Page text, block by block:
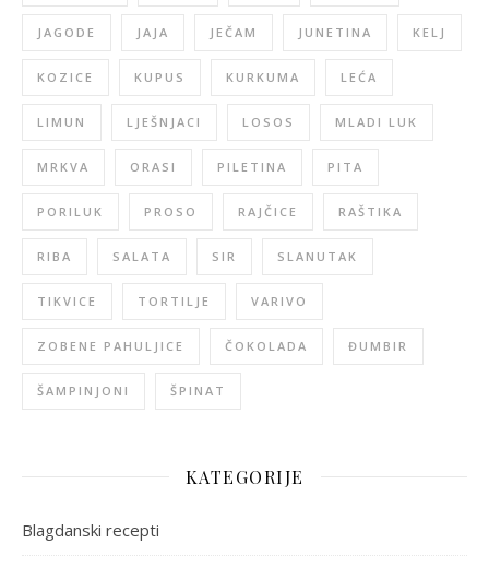
JAGODE JAJA JEČAM JUNETINA KELJ
KOZICE KUPUS KURKUMA LEĆA
LIMUN LJEŠNJACI LOSOS MLADI LUK
MRKVA ORASI PILETINA PITA
PORILUK PROSO RAJČICE RAŠTIKA
RIBA SALATA SIR SLANUTAK
TIKVICE TORTILJE VARIVO
ZOBENE PAHULJICE ČOKOLADA ĐUMBIR
ŠAMPINJONI ŠPINAT
KATEGORIJE
Blagdanski recepti